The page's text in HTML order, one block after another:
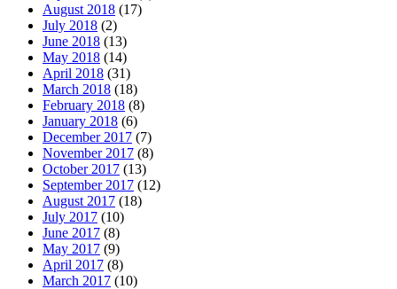
August 2018 (17)
July 2018 (2)
June 2018 (13)
May 2018 (14)
April 2018 (31)
March 2018 (18)
February 2018 (8)
January 2018 (6)
December 2017 (7)
November 2017 (8)
October 2017 (13)
September 2017 (12)
August 2017 (18)
July 2017 (10)
June 2017 (8)
May 2017 (9)
April 2017 (8)
March 2017 (10)